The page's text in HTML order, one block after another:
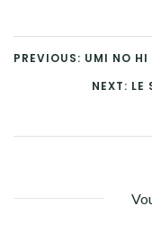
PREVIOUS: UMI NO HI
NEXT: LE